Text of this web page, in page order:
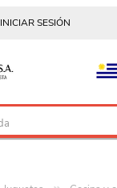
INICIAR SESIÓN